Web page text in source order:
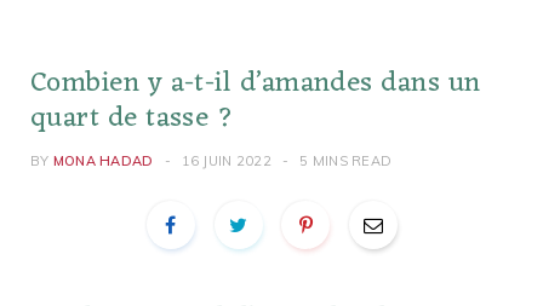
Combien y a-t-il d’amandes dans un
quart de tasse ?
BY MONA HADAD 16 JUIN 2022 5 MINS READ